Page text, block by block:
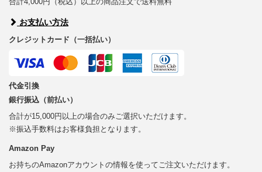
お支払い方法
クレジットカード（一括払い）
代金引換
銀行振込（前払い）
合計が15,000円以上の場合のみご選択いただけます。
※振込手数料はお客様負担となります。
Amazon Pay
お持ちのAmazonアカウントの情報を使ってご注文いただけます。